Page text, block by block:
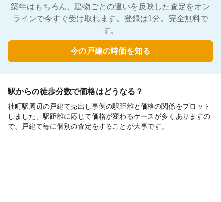
築年はもちろん、建物ごとの違いを反映した査定をオン
ラインで今すぐ受け取れます。登録は1分。完全無料で
す。
今の戸建の時価を知る
駅からの徒歩分数で価格はどうなる？
社町駅周辺の戸建て売出し事例の駅距離と価格の関係をプロット
しました。駅距離に応じて価格が変わるケースが多くありますの
で、戸建て毎に個別の査定をすることが大事です。